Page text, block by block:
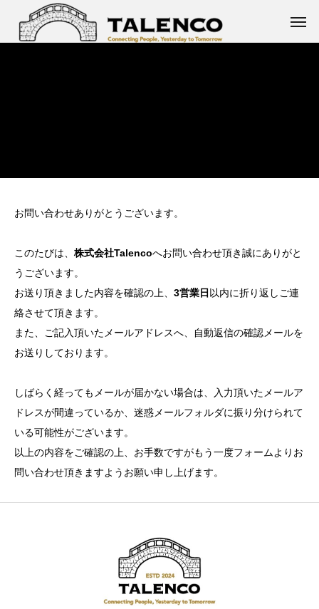
お問い合わせありがとうございます。
このたびは、 株式会社Talencoへお問い合わせ頂き誠にありがと
うございます。
お送り頂きました内容を確認の上、 3営業日 以内に折り返しご連
絡させて頂きます。
また、ご記入頂いたメールアドレスへ、自動返信の確認メールを
お送りしております。
しばらく経ってもメールが届かない場合は、入力頂いたメールア
ドレスが間違っているか、迷惑メールフォルダに振り分けられて
いる可能性がございます。
以上の内容をご確認の上、お手数ですがもう一度フォームよりお
問い合わせ頂きますようお願い申し上げます。